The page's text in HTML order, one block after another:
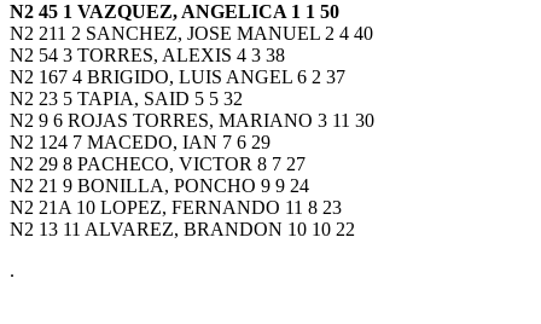
N2 45 1 VAZQUEZ, ANGELICA 1 1 50
N2 211 2 SANCHEZ, JOSE MANUEL 2 4 40
N2 54 3 TORRES, ALEXIS 4 3 38
N2 167 4 BRIGIDO, LUIS ANGEL 6 2 37
N2 23 5 TAPIA, SAID 5 5 32
N2 9 6 ROJAS TORRES, MARIANO 3 11 30
N2 124 7 MACEDO, IAN 7 6 29
N2 29 8 PACHECO, VICTOR 8 7 27
N2 21 9 BONILLA, PONCHO 9 9 24
N2 21A 10 LOPEZ, FERNANDO 11 8 23
N2 13 11 ALVAREZ, BRANDON 10 10 22
.